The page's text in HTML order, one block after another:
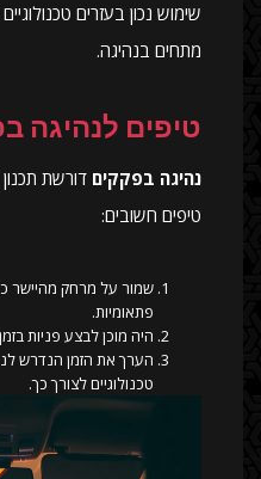
שימוש נכון בעזרים
מתחים בנהיגה.
טיפים לנהיגה
נהיגה בפקקים דורשת
טיפים חשובים:
שמור על מרחק מהיישר
פתאומיות.
היה מוכן לבצע פניות
הערך את הזמן הנדרש
טכנולוגיים לצורך כך.